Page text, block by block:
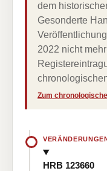
dem
Gesonderte
2022 nicht
Zum
HRB 123660